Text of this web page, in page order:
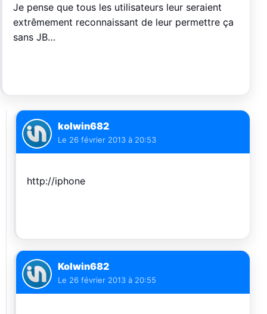
Je pense que tous les utilisateurs leur seraient
extrêmement reconnaissant de leur permettre ça
sans JB…
kolwin682
Le 26 février 2013 à 20:53
http://iphone
Kolwin682
Le 26 février 2013 à 20:55